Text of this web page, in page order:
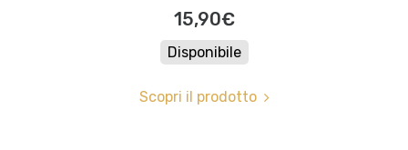
15,90€
Disponibile
Scopri il prodotto